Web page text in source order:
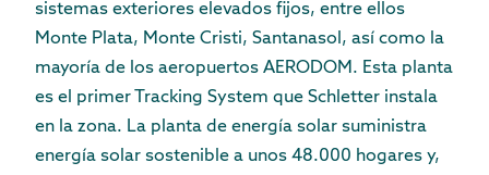
sistemas exteriores elevados fijos, entre ellos
Monte Plata, Monte Cristi, Santanasol, así como la
mayoría de los aeropuertos AERODOM. Esta planta
es el primer Tracking System que Schletter instala
en la zona. La planta de energía solar suministra
energía solar sostenible a unos 48.000 hogares y,